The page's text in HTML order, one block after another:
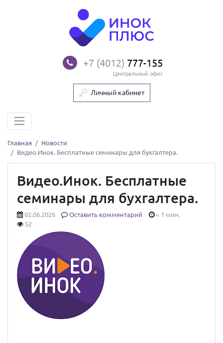
+7 (4012) 777-155
Центральный офис
Личный кабинет
Главная
Новости
Видео.Инок. Бесплатные семинары для бухгалтера.
Видео.Инок. Бесплатные
семинары для бухгалтера.
02.06.2026 Оставить комментарий
< 1 мин.
52